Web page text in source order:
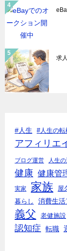
求人
#人生 #人生の転
アフィリエ
ブログ運営 人生
健康 健康管
実家 家族 屋
暮らし 消費生
義父 老健施設
認知症
転職